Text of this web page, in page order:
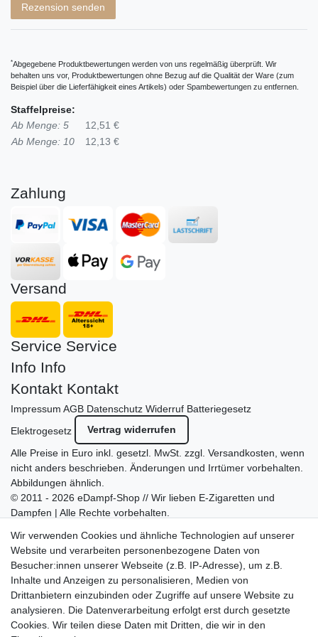
Rezension senden
*Abgegebene Produktbewertungen werden von uns regelmäßig überprüft. Wir
behalten uns vor, Produktbewertungen ohne Bezug auf die Qualität der Ware (zum
Beispiel über die Lieferfähigkeit eines Artikels) oder Spambewertungen zu entfernen.
Staffelpreise:
Ab Menge: 5
12,51 €
Ab Menge: 10
12,13 €
Zahlung
Versand
Service Service
Info Info
Kontakt Kontakt
Impressum AGB Datenschutz Widerruf Batteriegesetz
Elektrogesetz
Vertrag widerrufen
Alle Preise in Euro inkl. gesetzl. MwSt. zzgl. Versandkosten, wenn
nicht anders beschrieben. Änderungen und Irrtümer vorbehalten.
Abbildungen ähnlich.
© 2011 - 2026 eDampf-Shop // Wir lieben E-Zigaretten und
Dampfen | Alle Rechte vorbehalten.
mit vielen spannenden Artikeln.
Bitte entschuldigen Sie, wenn wir telefonisch wegen hoher
betrieblicher Auslastung nicht erreichbar sein sollten.
Schreiben Sie uns gerne eine E-Mail mit Ihrer Telefonnummer
und der Bitte um Rückruf.
Wir rufen Sie schnellstmöglich zurück.
Wir verwenden Cookies und ähnliche Technologien auf unserer
Website und verarbeiten personenbezogene Daten von
Besucher:innen unserer Webseite (z.B. IP-Adresse), um z.B.
Inhalte und Anzeigen zu personalisieren, Medien von
Drittanbietern einzubinden oder Zugriffe auf unsere Website zu
analysieren. Die Datenverarbeitung erfolgt erst durch gesetzte
Cookies. Wir teilen diese Daten mit Dritten, die wir in den